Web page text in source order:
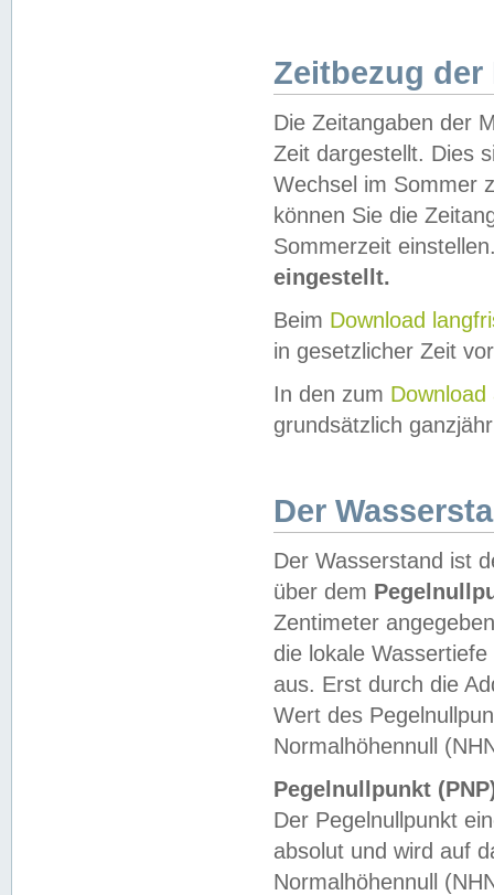
Zeitbezug der
Die Zeitangaben der
Zeit dargestellt. Dies
Wechsel im Sommer
können Sie die
Sommerzeit
eingestellt.
Beim Download
in gesetzlicher Zeit
In den zum Download
grundsätzlich
Der
Der Wasserstand ist
über dem
Zentimeter
die lokale
aus. Erst durch die
Wert des
Normalhöhennull
Pegelnullpunkt
Der Pegelnullpunkt
absolut und wird auf
Normalhöhennull